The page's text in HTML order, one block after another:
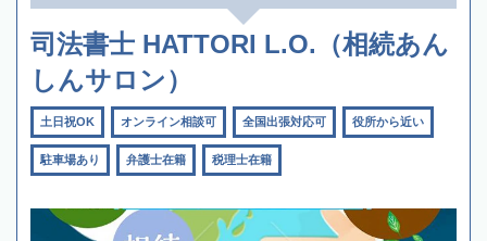
司法書士 HATTORI L.O.（相続あん
しんサロン）
土日祝OK オンライン相談可 全国出張対応可 役所から近い
駐車場あり 弁護士在籍 税理士在籍